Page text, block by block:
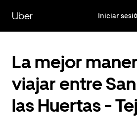
contenido
principal
Uber Iniciar
La mejor
viajar entre
las Huertas -